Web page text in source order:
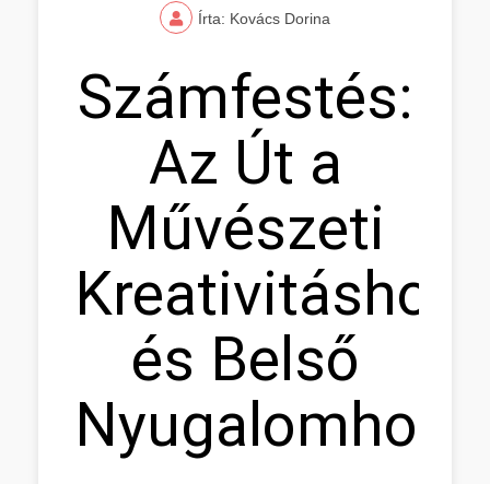
Írta: Kovács Dorina
Számfestés:
Az Út a
Művészeti
Kreativitáshoz
és Belső
Nyugalomhoz